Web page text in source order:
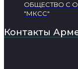
ОБЩЕСТВО С
"МКСС"
Контакты